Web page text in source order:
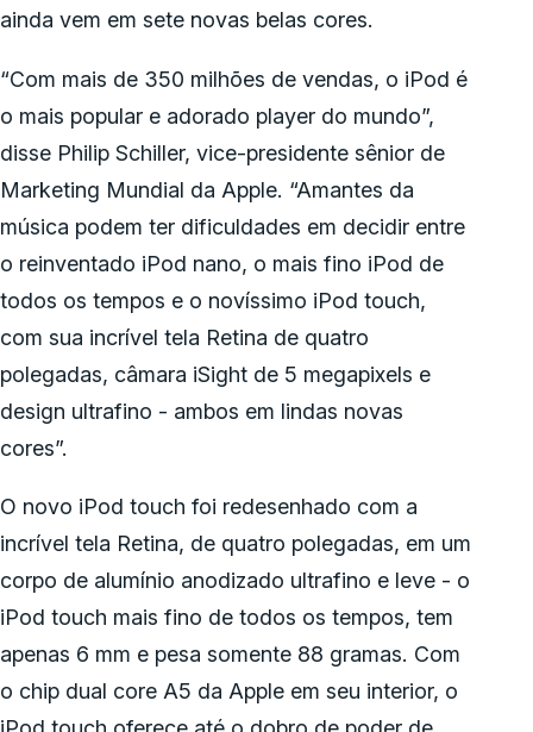
ainda vem em sete novas belas cores.
“Com mais de 350 milhões de vendas, o iPod é
o mais popular e adorado player do mundo”,
disse Philip Schiller, vice-presidente sênior de
Marketing Mundial da Apple. “Amantes da
música podem ter dificuldades em decidir entre
o reinventado iPod nano, o mais fino iPod de
todos os tempos e o novíssimo iPod touch,
com sua incrível tela Retina de quatro
polegadas, câmara iSight de 5 megapixels e
design ultrafino - ambos em lindas novas
cores”.
O novo iPod touch foi redesenhado com a
incrível tela Retina, de quatro polegadas, em um
corpo de alumínio anodizado ultrafino e leve - o
iPod touch mais fino de todos os tempos, tem
apenas 6 mm e pesa somente 88 gramas. Com
o chip dual core A5 da Apple em seu interior, o